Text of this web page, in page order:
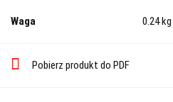
Waga 0.24 kg
Pobierz produkt do PDF